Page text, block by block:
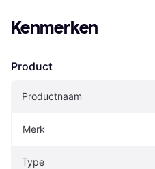
Kenmerken
Product
Productnaam
Merk
Type